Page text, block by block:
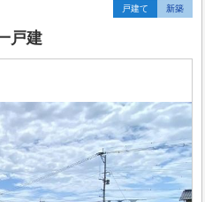
戸建て 新築
戸建